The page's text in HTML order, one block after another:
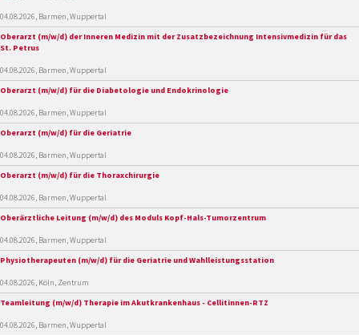
04.08.2026, Barmen, Wuppertal
Oberarzt (m/w/d) der Inneren Medizin mit der Zusatzbezeichnung Intensivmedizin für das
St. Petrus
04.08.2026, Barmen, Wuppertal
Oberarzt (m/w/d) für die Diabetologie und Endokrinologie
04.08.2026, Barmen, Wuppertal
Oberarzt (m/w/d) für die Geriatrie
04.08.2026, Barmen, Wuppertal
Oberarzt (m/w/d) für die Thoraxchirurgie
04.08.2026, Barmen, Wuppertal
Oberärztliche Leitung (m/w/d) des Moduls Kopf-Hals-Tumorzentrum
04.08.2026, Barmen, Wuppertal
Physiotherapeuten (m/w/d) für die Geriatrie und Wahlleistungsstation
04.08.2026, Köln, Zentrum
Teamleitung (m/w/d) Therapie im Akutkrankenhaus - Cellitinnen-RTZ
04.08.2026, Barmen, Wuppertal